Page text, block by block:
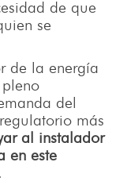
de que
se
de la energía
del
más
al instalador
en este